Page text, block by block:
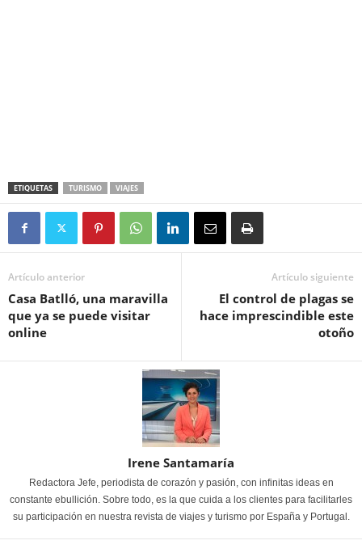
ETIQUETAS TURISMO VIAJES
Artículo anterior
Casa Batlló, una maravilla
que ya se puede visitar
online
Artículo siguiente
El control de plagas se
hace imprescindible este
otoño
Irene Santamaría
Redactora Jefe, periodista de corazón y pasión, con infinitas ideas en
constante ebullición. Sobre todo, es la que cuida a los clientes para facilitarles
su participación en nuestra revista de viajes y turismo por España y Portugal.